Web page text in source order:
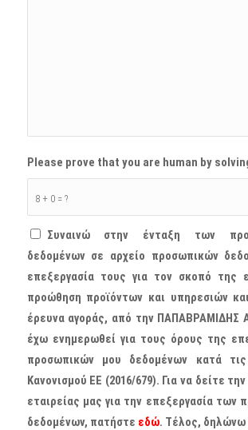
8 + 0 = ?
Please prove that you are human by
Συναινώ στην ένταξη των
δεδομένων σε αρχείο προσωπικών
επεξεργασία τους για τον σκοπό της
προώθηση προϊόντων και υπηρεσιών
έρευνα αγοράς, από την ΠΑΠΑΒΡΑΜΙΔΗΣ Α.Ε. Δηλώνω
έχω ενημερωθεί για τους όρους της
προσωπικών μου δεδομένων κατά
Κανονισμού ΕΕ (2016/679). Για να δείτε
εταιρείας μας για την επεξεργασία των
δεδομένων, πατήστε εδώ. Τέλος, δηλώνω ότι γνωρίζω ότι